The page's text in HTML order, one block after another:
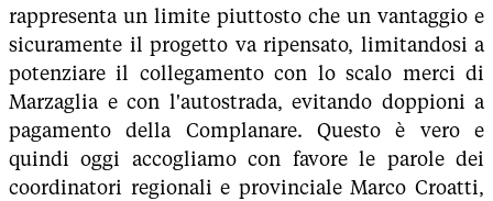
rappresenta un limite piuttosto che un vantaggio e
sicuramente il progetto va ripensato, limitandosi a
potenziare il collegamento con lo scalo merci di
Marzaglia e con l'autostrada, evitando doppioni a
pagamento della Complanare. Questo è vero e
quindi oggi accogliamo con favore le parole dei
coordinatori regionali e provinciale Marco Croatti,